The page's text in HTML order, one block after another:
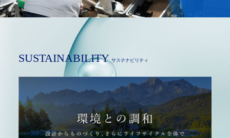
SUSTAINABILITY サステナビリティ